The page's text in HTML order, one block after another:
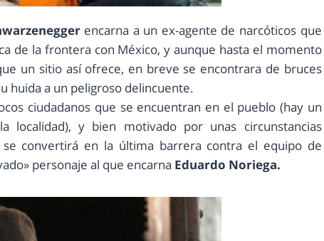
encarna a un ex-agente de narcóticos que
de la frontera con México, y aunque hasta el momento
un sitio así ofrece, en breve se encontrara de bruces
huida a un peligroso delincuente.
ciudadanos que se encuentran en el pueblo (hay un
localidad), y bien motivado por unas circunstancias
convertirá en la última barrera contra el equipo de
personaje al que encarna Eduardo Noriega.